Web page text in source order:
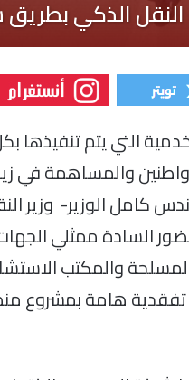
التي يتم تنفيذها
والمساهمة في
كامل الوزير- وزير
السادة ممثلي
والمكتب
تفقدية هامة بمشروع